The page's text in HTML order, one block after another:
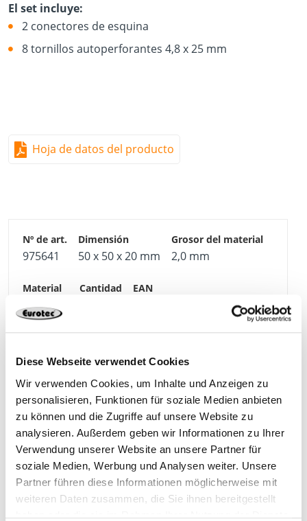
Diese Webseite verwendet Cookies
Wir verwenden Cookies, um Inhalte und Anzeigen zu
personalisieren, Funktionen für soziale Medien anbieten
zu können und die Zugriffe auf unsere Website zu
analysieren. Außerdem geben wir Informationen zu Ihrer
Verwendung unserer Website an unsere Partner für
soziale Medien, Werbung und Analysen weiter. Unsere
Partner führen diese Informationen möglicherweise mit
weiteren Daten zusammen, die Sie ihnen bereitgestellt
El set incluye:
2 conectores de esquina
8 tornillos autoperforantes 4,8 x 25 mm
Hoja de datos del producto
975641 50 x 50 x 20 mm 2,0 mm
Aluminio
Productos adecuados